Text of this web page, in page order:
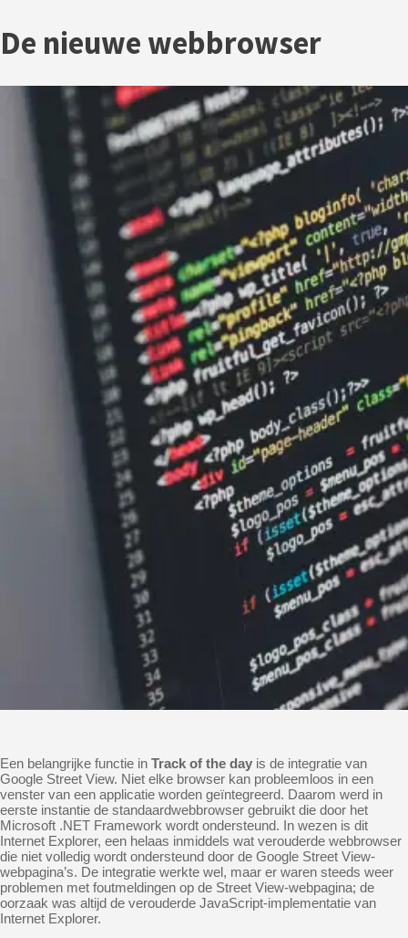
De nieuwe webbrowser
Een belangrijke functie in Track of the day is de integratie van
Google Street View. Niet elke browser kan probleemloos in een
venster van een applicatie worden geïntegreerd. Daarom werd in
eerste instantie de standaardwebbrowser gebruikt die door het
Microsoft .NET Framework wordt ondersteund. In wezen is dit
Internet Explorer, een helaas inmiddels wat verouderde webbrowser
die niet volledig wordt ondersteund door de Google Street View-
webpagina’s. De integratie werkte wel, maar er waren steeds weer
problemen met foutmeldingen op de Street View-webpagina; de
oorzaak was altijd de verouderde JavaScript-implementatie van
Internet Explorer.